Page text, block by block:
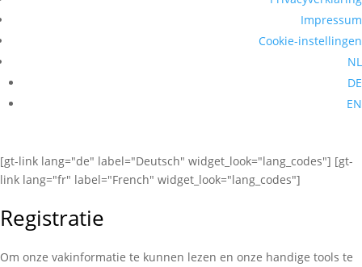
Impressum
Cookie-instellingen
NL
DE
EN
[gt-link lang="de" label="Deutsch" widget_look="lang_codes"] [gt-
link lang="fr" label="French" widget_look="lang_codes"]
Registratie
Om onze vakinformatie te kunnen lezen en onze handige tools te